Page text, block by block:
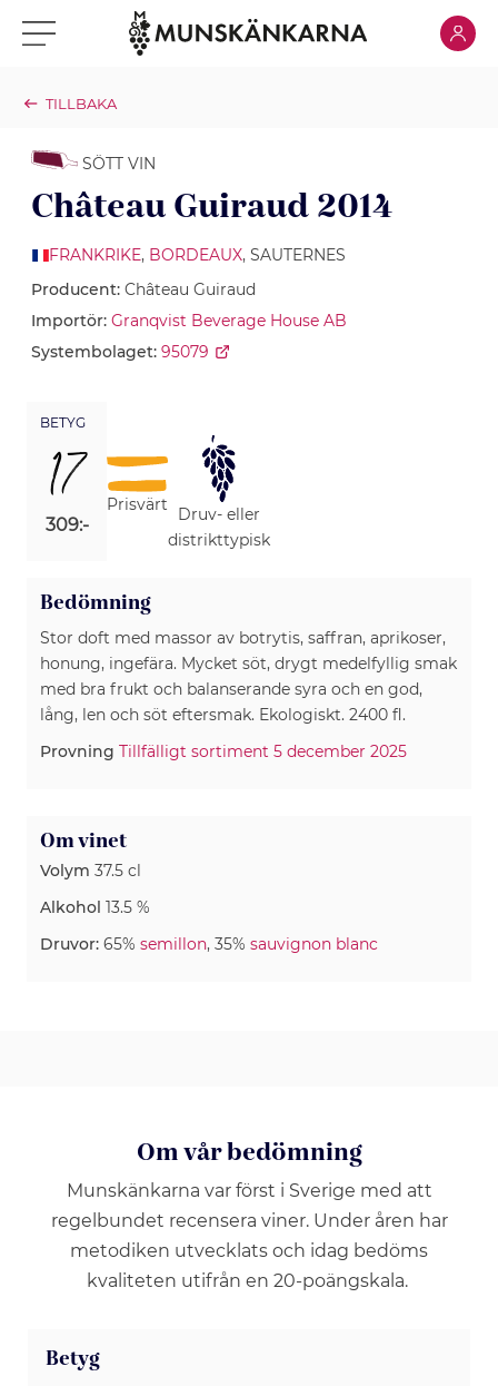
Klicka för meny Klicka
TILLBAKA
SÖTT VIN
Château Guiraud 2014
FRANKRIKE, BORDEAUX, SAUTERNES
Producent: Château Guiraud
Importör: Granqvist Beverage House AB
Systembolaget: 95079
BETYG
17
309:-
Prisvärt
Druv- eller
distrikttypisk
Bedömning
Stor doft med massor av botrytis, saffran, aprikoser,
honung, ingefära. Mycket söt, drygt medelfyllig smak
med bra frukt och balanserande syra och en god,
lång, len och söt eftersmak. Ekologiskt. 2400 fl.
Provning Tillfälligt sortiment 5 december 2025
Om vinet
Volym 37.5 cl
Alkohol 13.5 %
Druvor: 65% semillon, 35% sauvignon blanc
Om vår bedömning
Munskänkarna var först i Sverige med att
regelbundet recensera viner. Under åren har
metodiken utvecklats och idag bedöms
kvaliteten utifrån en 20-poängskala.
Betyg